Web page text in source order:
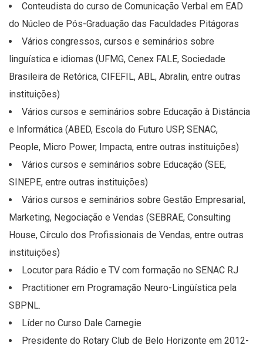
Conteudista do curso de Comunicação Verbal em EAD
do Núcleo de Pós-Graduação das Faculdades Pitágoras
Vários congressos, cursos e seminários sobre
linguística e idiomas (UFMG, Cenex FALE, Sociedade
Brasileira de Retórica, CIFEFIL, ABL, Abralin, entre outras
instituições)
Vários cursos e seminários sobre Educação à Distância
e Informática (ABED, Escola do Futuro USP, SENAC,
People, Micro Power, Impacta, entre outras instituições)
Vários cursos e seminários sobre Educação (SEE,
SINEPE, entre outras instituições)
Vários cursos e seminários sobre Gestão Empresarial,
Marketing, Negociação e Vendas (SEBRAE, Consulting
House, Círculo dos Profissionais de Vendas, entre outras
instituições)
Locutor para Rádio e TV com formação no SENAC RJ
Practitioner em Programação Neuro-Lingüística pela
SBPNL.
Líder no Curso Dale Carnegie
Presidente do Rotary Club de Belo Horizonte em 2012-